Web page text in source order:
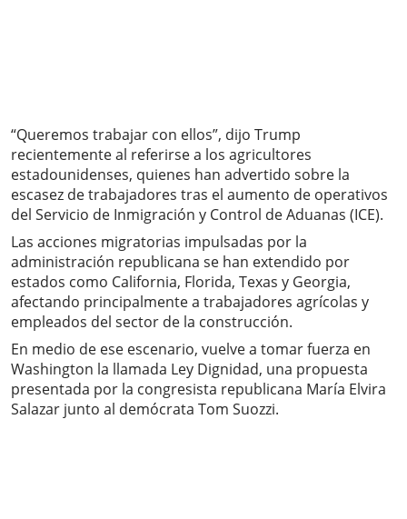
“Queremos trabajar con ellos”, dijo Trump
recientemente al referirse a los agricultores
estadounidenses, quienes han advertido sobre la
escasez de trabajadores tras el aumento de operativos
del Servicio de Inmigración y Control de Aduanas (ICE).
Las acciones migratorias impulsadas por la
administración republicana se han extendido por
estados como California, Florida, Texas y Georgia,
afectando principalmente a trabajadores agrícolas y
empleados del sector de la construcción.
En medio de ese escenario, vuelve a tomar fuerza en
Washington la llamada Ley Dignidad, una propuesta
presentada por la congresista republicana María Elvira
Salazar junto al demócrata Tom Suozzi.